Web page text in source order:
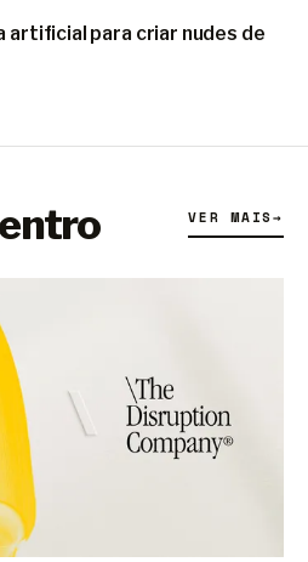
artificial para criar nudes de
VER MAIS→